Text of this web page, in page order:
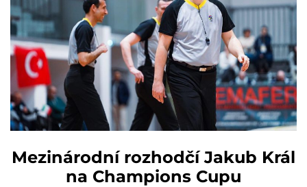
Mezinárodní rozhodčí Jakub Král
na Champions Cupu